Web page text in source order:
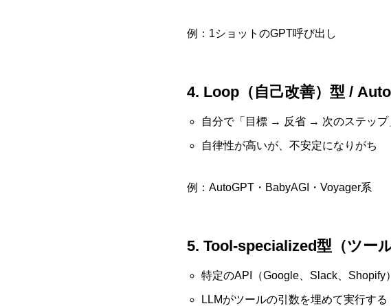
例：1ショットのGPT呼び出し
4. Loop（自己改善）型 /
自分で「目標 → 反省 → 次のステップ
自律性が高いが、不安定になりがち
例：AutoGPT・BabyAGI・Voyager系
5. Tool-specialized型（ツー
特定のAPI（Google、Slack、Shopify
LLMがツールの引数を埋めて実行する